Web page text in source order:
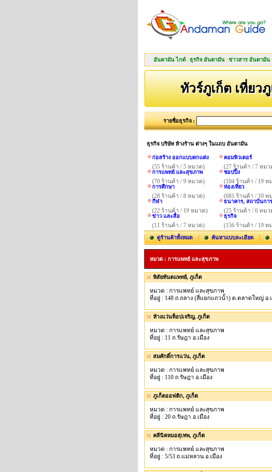
อันดามัน ไกด์ | ธุรกิจ อันดามัน | ข่าวสาร อันดามัน |
ทัวร์ภูเก็ต เที่ยว
รายชื่อธุรกิจ :
ธุรกิจ บริษัท ห้างร้าน ต่างๆ ในแถบ อันดามัน
ก่อสร้าง ออกแบบตกแต่ง
(55 ร้านค้า / 5 หมวด)
การแพทย์ และสุขภาพ
(70 ร้านค้า / 9 หมวด)
การศึกษา
(28 ร้านค้า / 8 หมวด)
กีฬา
(22 ร้านค้า / 19 หมวด)
ข่าว และสื่อ
(11 ร้านค้า / 7 หมวด)
คอมพิวเตอร์
(27 ร้านค้า / 7 หม
ชอปปิ้ง
(104 ร้านค้า / 19 ห
ท่องเที่ยว
(681 ร้านค้า / 10 ห
ธนาคาร, สถาบันกา
(25 ร้านค้า / 6 หม
ธุรกิจ
(156 ร้านค้า / 19 ห
ดูร้านค้าทั้งหมด ค้นหาแบบละเอียด
หมวด : การแพทย์ และสุขภาพ
พิสัยทันตแพทย์, ภูเก็ต
หมวด : การแพทย์ และสุขภาพ
ที่อยู่ : 148 ถ.ถลาง (สี่แยกแถวน้ำ) ต.ตลาดใหญ่ อ.
ห้างแว่นท็อปเจริญ, ภูเก็ต
หมวด : การแพทย์ และสุขภาพ
ที่อยู่ : 11 ถ.รัษฎา อ.เมือง
สมศักดิ์การแว่น, ภูเก็ต
หมวด : การแพทย์ และสุขภาพ
ที่อยู่ : 110 ถ.รัษฎา อ.เมือง
ภูเก็ตออฟติก, ภูเก็ต
หมวด : การแพทย์ และสุขภาพ
ที่อยู่ : 20 ถ.รัษฎา อ.เมือง
คลีนิคหมอสุเทพ, ภูเก็ต
หมวด : การแพทย์ และสุขภาพ
ที่อยู่ : 5/53 ถ.แม่หลวน อ.เมือง